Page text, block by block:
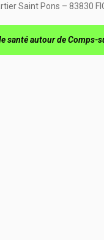
Saint Pons – 83830
santé autour de Comps-